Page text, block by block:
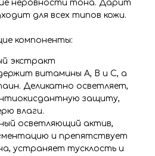
неровности тона. Дарит
для всех типов кожи.
компоненты:
экстракт
витамины A, B и C, а
Деликатно осветляет,
защиту,
влаги.
осветляющий актив,
и препятствует
устраняет тусклость и